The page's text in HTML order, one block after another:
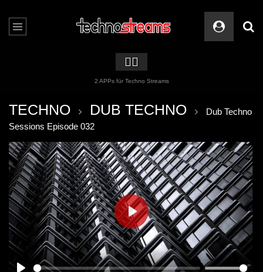
🏳️‍🌈
2 APPs für Techno Streams
TECHNO DUB TECHNO
Dub Techno
Sessions Episode 032
PLAY